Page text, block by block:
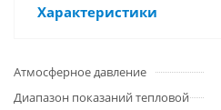
Характеристики
Атмосферное давление
Диапазон показаний тепловой